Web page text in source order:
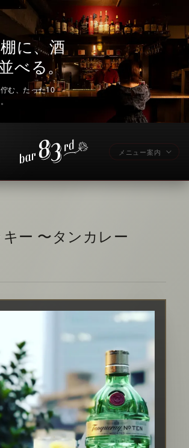
に、酒
べる。
む、たった10
メニュー案内
ー 〜タンカレー